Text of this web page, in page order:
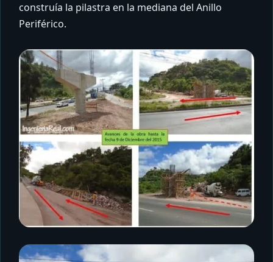
construía la pilastra en la mediana del Anillo
Periférico.